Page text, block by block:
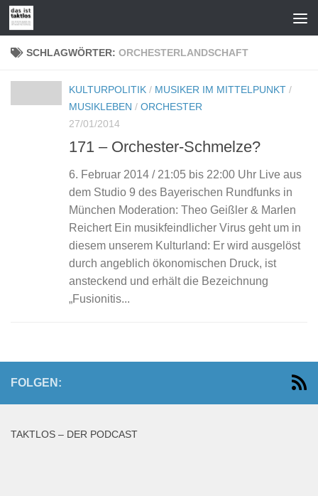
Zum Inhalt springen
SCHLAGWÖRTER: ORCHESTERLANDSCHAFT
KULTURPOLITIK / MUSIKER IM MITTELPUNKT /
MUSIKLEBEN / ORCHESTER
27/01/2014
171 – Orchester-Schmelze?
6. Februar 2014 / 21:05 bis 22:00 Uhr Live aus
dem Studio 9 des Bayerischen Rundfunks in
München Moderation: Theo Geißler & Marlen
Reichert Ein musikfeindlicher Virus geht um in
diesem unserem Kulturland: Er wird ausgelöst
durch angeblich ökonomischen Druck, ist
ansteckend und erhält die Bezeichnung
„Fusionitis...
FOLGEN:
TAKTLOS – DER PODCAST